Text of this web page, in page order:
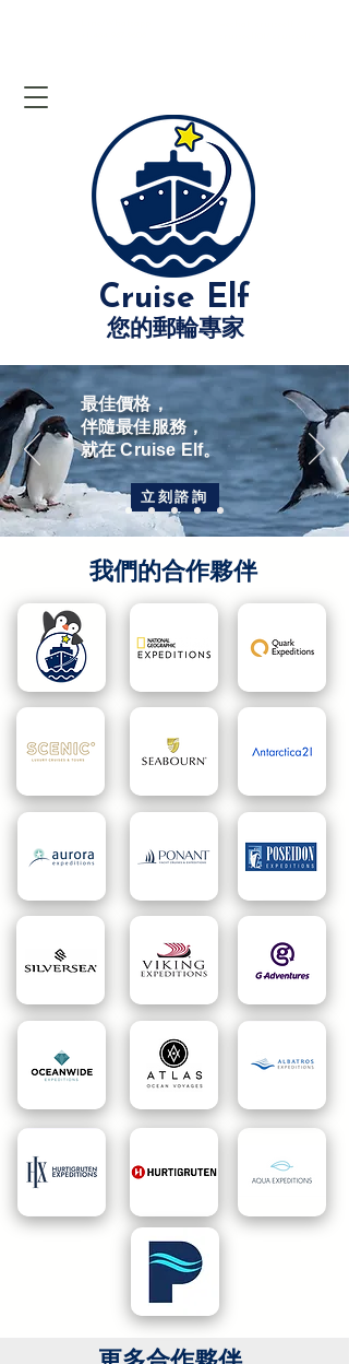
+1-484-987-9608
Cruise Elf
您的郵輪專家
最佳價格，
伴隨最佳服務，
就在 Cruise Elf。
立刻諮詢
我們的合作夥伴